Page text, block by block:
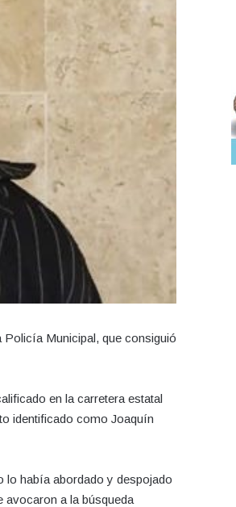
Policía Municipal, que consiguió
en la carretera estatal
identificado como Joaquín
lo había abordado y despojado
avocaron a la búsqueda